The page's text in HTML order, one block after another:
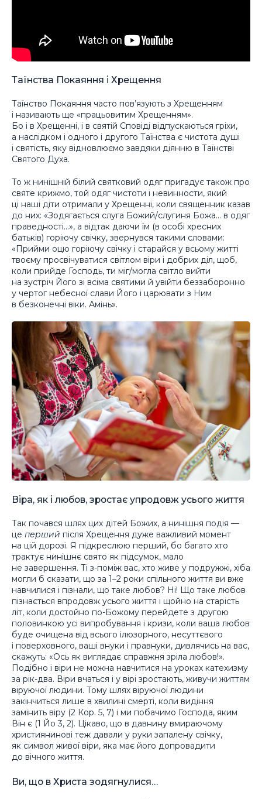
Таїнства Покаяння і Хрещення
Таїнство Покаяння часто пов’язують з Хрещенням
і називають ще «працьовитим Хрещенням».
Бо і в Хрещенні, і в святій Сповіді відпускаються гріхи,
а наслідком і одного і другого Таїнства є чистота душі
і святість, яку відновлюємо завдяки діянню в Таїнстві
Святого Духа.
То ж нинішній білий святковий одяг пригадує також про
святе крижмо, той одяг чистоти і невинности, який
ці наші діти отримали у Хрещенні, коли священник казав
до них: «Зодягається слуга Божий/слугиня Божа… в одяг
праведності…», а відтак даючи їм (в особі хресних
батьків) горіючу свічку, звернувся такими словами:
«Прийми оцю горіючу свічку і старайся у всьому житті
твоєму просвічуватися світлом віри і добрих діл, щоб,
коли прийде Господь, ти міг/могла світло вийти
на зустріч Його зі всіма святими й увійти беззаборонно
у чертог небесної слави Його і царювати з Ним
в безконечні віки. Амінь».
Віра, як і любов, зростає упродовж усього життя
Так почався шлях цих дітей Божих, а нинішня подія —
це перший після Хрещення дуже важливий момент
на цій дорозі. Я підкреслюю перший, бо багато хто
трактує нинішнє свято як підсумок, мало
не завершення. Ті з-поміж вас, хто живе у подружжі, хіба
могли б сказати, що за 1–2 роки спільного життя ви вже
навчилися і пізнали, що таке любов? Ні! Що таке любов
пізнається впродовж усього життя і щойно на старість
літ, коли достойно по-Божому перейдете з другою
половинкою усі випробування і кризи, коли ваша любов
буде очищена від всього ілюзорного, несуттєвого
і поверховного, ваші внуки і правнуки, дивлячись на вас,
скажуть: «Ось як виглядає справжня зріла любов!».
Подібно і віри не можна навчитися на уроках катехизму
за рік-два. Віри вчаться і у вірі зростають, живучи життям
віруючої людини. Тому шлях віруючої людини
закінчиться лише в хвилині смерті, коли видіння
замінить віру (2 Кор. 5, 7) і ми побачимо Господа, яким
Він є (1 Йо 3, 2). Цікаво, що в давнину вмираючому
християнинові теж давали у руки запалену свічку,
як символ живої віри, яка має його допровадити
до вічного життя.
Ви, що в Христа зодягнулися…